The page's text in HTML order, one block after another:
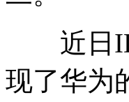
近日
现了华为